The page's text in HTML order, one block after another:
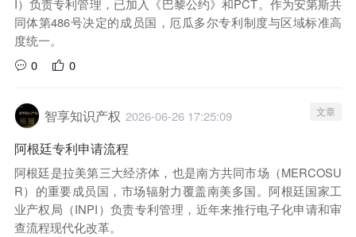
同体第486号决定的成员国，厄瓜多尔专利制度与区域标准高
度统一。
0
0
智享知识产权 2026-06-26 17:25:09 文章
阿根廷专利申请流程
阿根廷是拉美第三大经济体，也是南方共同市场（MERCOSU
R）的重要成员国，市场辐射力覆盖南美多国。阿根廷国家工
业产权局（INPI）负责专利管理，近年来推行电子化申请和审
查流程现代化改革。